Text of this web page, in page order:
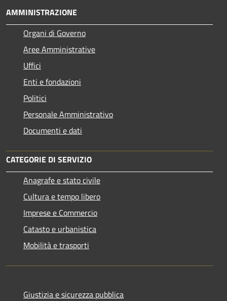
AMMINISTRAZIONE
Organi di Governo
Aree Amministrative
Uffici
Enti e fondazioni
Politici
Personale Amministrativo
Documenti e dati
CATEGORIE DI SERVIZIO
Anagrafe e stato civile
Cultura e tempo libero
Imprese e Commercio
Catasto e urbanistica
Mobilità e trasporti
Giustizia e sicurezza pubblica